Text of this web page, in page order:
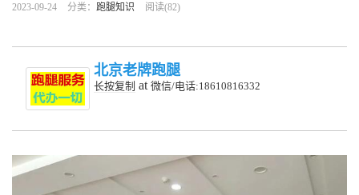
2023-09-24 分类： 跑腿知识 阅读(82)
北京老牌跑腿
长按复制 at 微信/电话:18610816332